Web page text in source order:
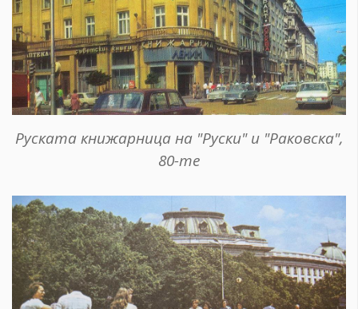
Руската книжарница на "Руски" и "Раковска",
80-те